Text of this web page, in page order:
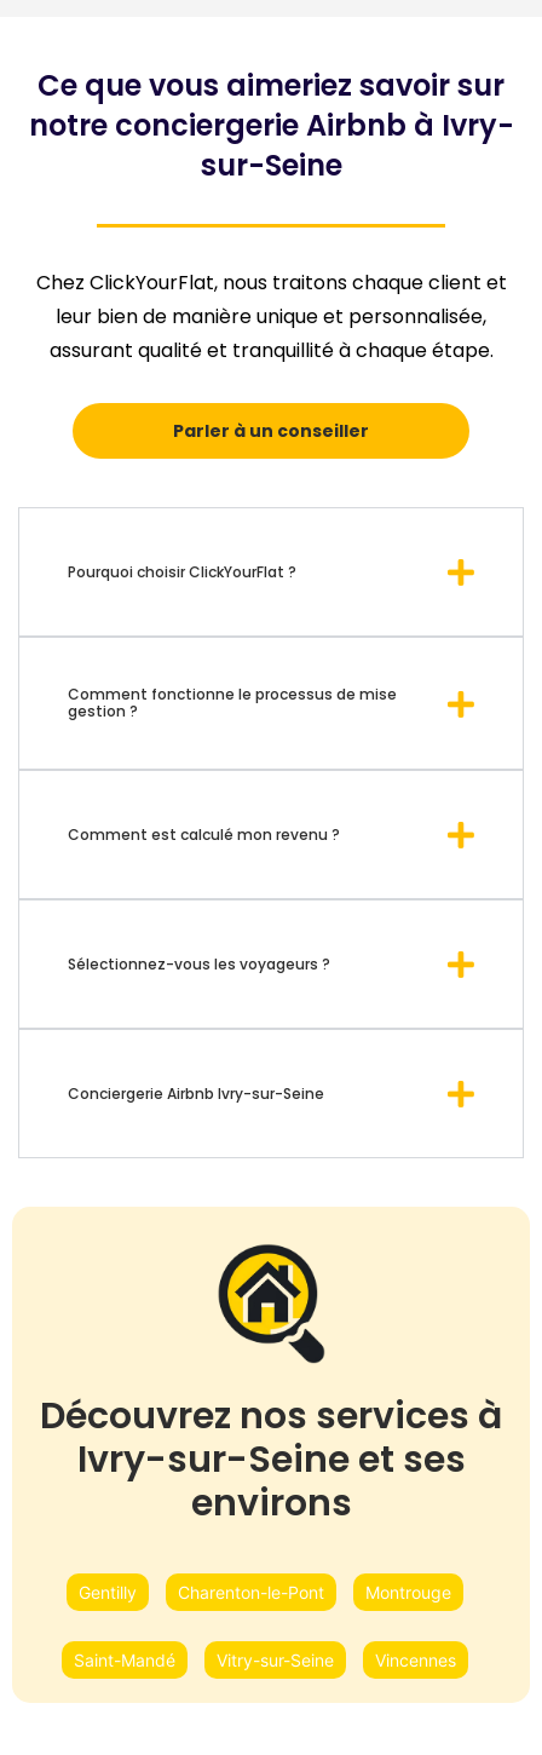
Ce que vous aimeriez savoir sur
notre conciergerie Airbnb à Ivry-
sur-Seine
Chez ClickYourFlat, nous traitons chaque client et
leur bien de manière unique et personnalisée,
assurant qualité et tranquillité à chaque étape.
Parler à un conseiller
Pourquoi choisir ClickYourFlat ?
Comment fonctionne le processus de mise
gestion ?
Comment est calculé mon revenu ?
Sélectionnez-vous les voyageurs ?
Conciergerie Airbnb Ivry-sur-Seine
Découvrez nos services à
Ivry-sur-Seine et ses
environs
Gentilly Charenton-le-Pont Montrouge
Saint-Mandé Vitry-sur-Seine Vincennes